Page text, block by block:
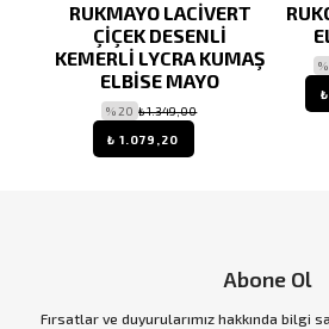
RUKMAYO LACİVERT
ÇİÇEK DESENLİ
KEMERLİ LYCRA KUMAŞ
ELBİSE MAYO
% 20 ₺ 1.349,00
₺ 1.079,20
Abone Ol
Fırsatlar ve duyurularımız hakkında bilgi